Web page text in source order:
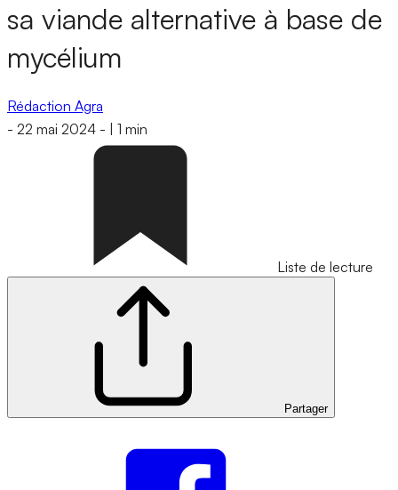
sa viande alternative à base de
mycélium
Rédaction Agra
- 22 mai 2024 - 1 min
Liste de lecture
Partager